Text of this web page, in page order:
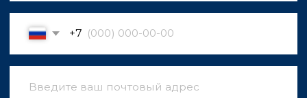
Более 1 000 000 м² керамической плитки
и керамогранита, 200 000 м² гранита в наличии
Оптовые поставки